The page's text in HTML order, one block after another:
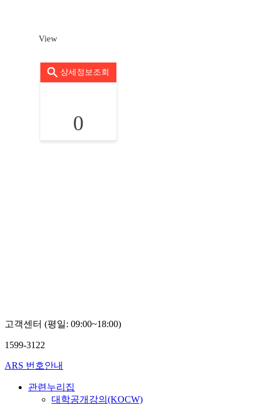
View
상세정보조회
0
고객센터 (평일: 09:00~18:00)
1599-3122
ARS 번호안내
관련누리집
대학공개강의(KOCW)